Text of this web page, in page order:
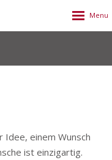
Idee, einem Wunsch
ist einzigartig.